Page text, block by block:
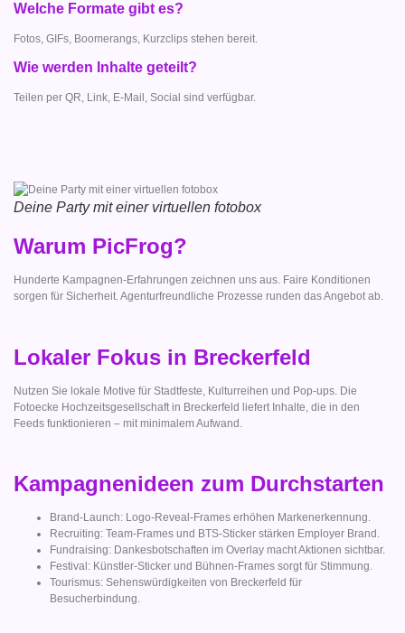
Welche Formate gibt es?
Fotos, GIFs, Boomerangs, Kurzclips stehen bereit.
Wie werden Inhalte geteilt?
Teilen per QR, Link, E-Mail, Social sind verfügbar.
Deine Party mit einer virtuellen fotobox
Warum PicFrog?
Hunderte Kampagnen-Erfahrungen zeichnen uns aus. Faire Konditionen
sorgen für Sicherheit. Agenturfreundliche Prozesse runden das Angebot ab.
Lokaler Fokus in Breckerfeld
Nutzen Sie lokale Motive für Stadtfeste, Kulturreihen und Pop-ups. Die
Fotoecke Hochzeitsgesellschaft in Breckerfeld liefert Inhalte, die in den
Feeds funktionieren – mit minimalem Aufwand.
Kampagnenideen zum Durchstarten
Brand-Launch: Logo-Reveal-Frames erhöhen Markenerkennung.
Recruiting: Team-Frames und BTS-Sticker stärken Employer Brand.
Fundraising: Dankesbotschaften im Overlay macht Aktionen sichtbar.
Festival: Künstler-Sticker und Bühnen-Frames sorgt für Stimmung.
Tourismus: Sehenswürdigkeiten von Breckerfeld für
Besucherbindung.